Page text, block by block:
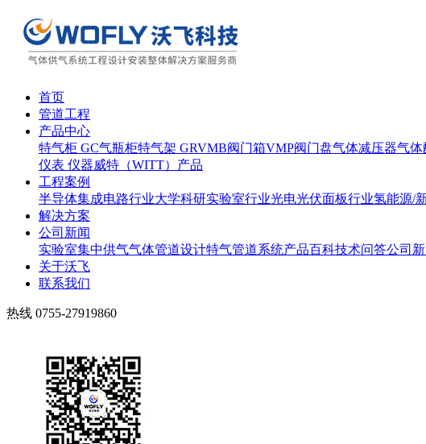
首页
管道工程
产品中心
特气柜 GC气瓶柜特气架 GRVMB阀门箱VMP阀门盘气体减压器气体
仪表 仪器威特（WITT）产品
工程案例
半导体集成电路行业大学科研实验室行业光电光伏面板行业氢能源/
解决方案
公司新闻
实验室集中供气气体管道设计特气管道系统产品百科技术问答公司
关于沃飞
联系我们
热线 0755-27919860